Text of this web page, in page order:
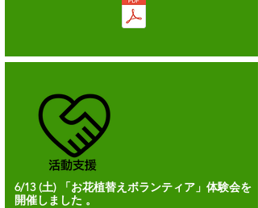
6/13 (土) 「お花植替えボランティア」体験会を
開催しました 。